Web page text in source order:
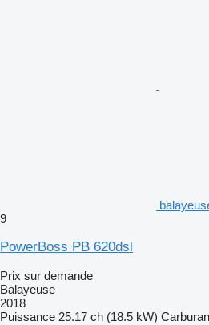
9
PowerBoss PB 620dsl
Prix sur demande
Balayeuse
2018
Puissance 25.17 ch (18.5 kW)